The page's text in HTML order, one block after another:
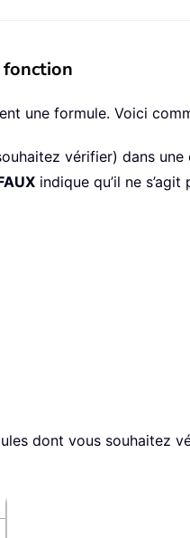
fonction
une formule. Voici
vérifier) dans
indique qu’il ne
dont vous souhaitez